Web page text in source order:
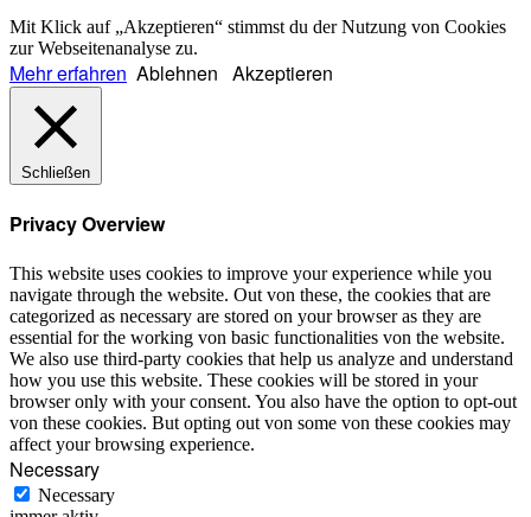
Mit Klick auf „Akzeptieren“ stimmst du der Nutzung von Cookies
zur Webseitenanalyse zu.
Mehr erfahren Ablehnen Akzeptieren
Schließen
Privacy Overview
This website uses cookies to improve your experience while you
navigate through the website. Out von these, the cookies that are
categorized as necessary are stored on your browser as they are
essential for the working von basic functionalities von the website.
We also use third-party cookies that help us analyze and understand
how you use this website. These cookies will be stored in your
browser only with your consent. You also have the option to opt-out
von these cookies. But opting out von some von these cookies may
affect your browsing experience.
Necessary
Necessary